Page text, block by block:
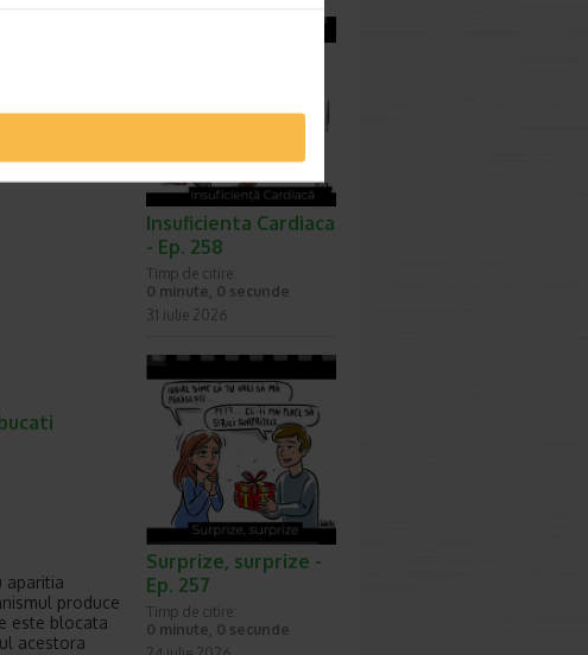
aparitia
produce
este blocata
acestora
Insuficienta Cardiaca
- Ep. 258
Timp de citire:
0 minute, 0 secunde
31 iulie 2026
Surprize, surprize -
Ep. 257
Timp de citire:
0 minute, 0 secunde